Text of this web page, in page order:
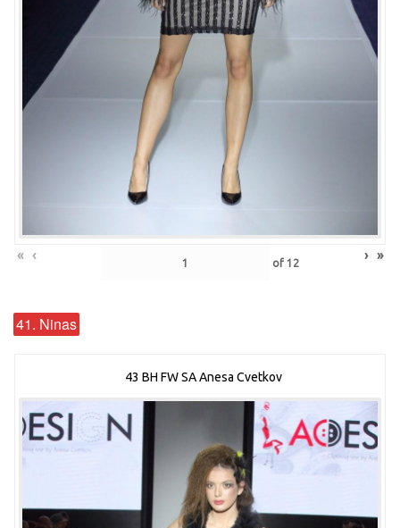
« ‹ of 12 › »
41. Ninas
43 BH FW SA Anesa Cvetkov